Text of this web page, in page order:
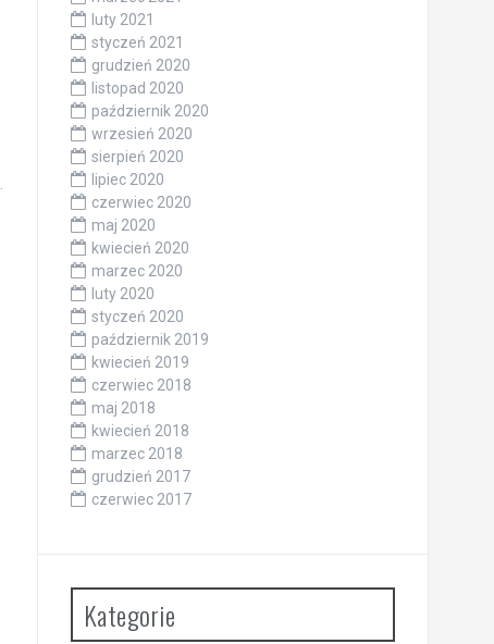
luty 2021
styczeń 2021
grudzień 2020
listopad 2020
październik 2020
wrzesień 2020
sierpień 2020
lipiec 2020
czerwiec 2020
maj 2020
kwiecień 2020
marzec 2020
luty 2020
styczeń 2020
październik 2019
kwiecień 2019
czerwiec 2018
maj 2018
kwiecień 2018
marzec 2018
grudzień 2017
czerwiec 2017
Kategorie